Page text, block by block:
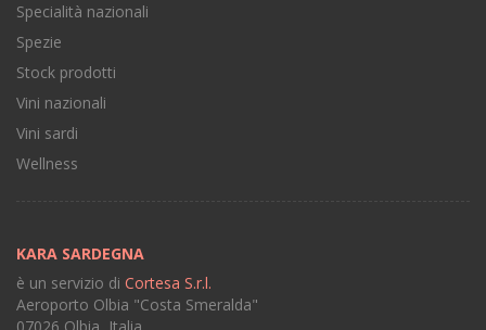
Specialità nazionali
Spezie
Stock prodotti
Vini nazionali
Vini sardi
Wellness
KARA SARDEGNA
è un servizio di Cortesa S.r.l.
Aeroporto Olbia "Costa Smeralda"